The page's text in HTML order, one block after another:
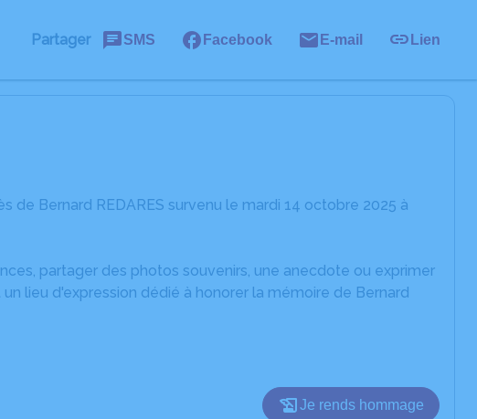
Partager SMS Facebook E-mail Lien
de Bernard REDARES survenu le mardi 14 octobre 2025 à
partager des photos souvenirs, une anecdote ou exprimer
lieu d'expression dédié à honorer la mémoire de Bernard
Je rends hommage